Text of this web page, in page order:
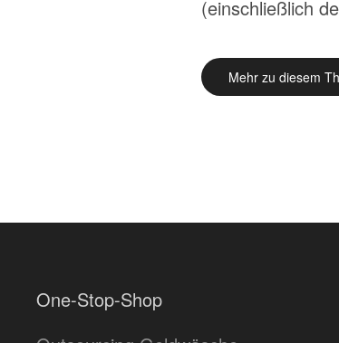
(einschließlich
Mehr zu diesem
One-Stop-Shop